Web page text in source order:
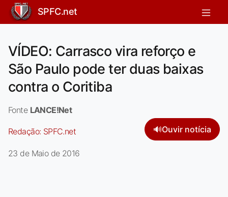
SPFC.net
VÍDEO: Carrasco vira reforço e
São Paulo pode ter duas baixas
contra o Coritiba
Fonte LANCE!Net
Redação: SPFC.net 🔊Ouvir notícia
23 de Maio de 2016